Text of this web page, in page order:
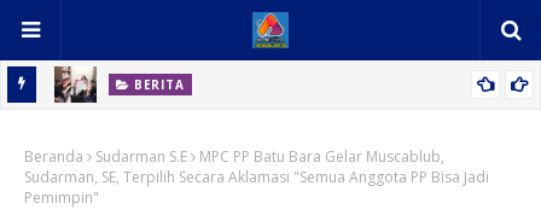
BERITA
Kejaksaan Negeri Dompu
Beranda Sudarman S.E
MPC PP Batu Bara Gelar Muscablub,
Sudarman, SE, Terpilih Secara Aklamasi "Semua Anggota PP Bisa Jadi
Pemimpin"